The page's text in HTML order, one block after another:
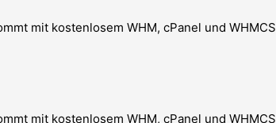
mit kostenlosem WHM, cPanel und WHMCS
mit kostenlosem WHM, cPanel und WHMCS